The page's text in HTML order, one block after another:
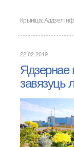
Крыніца:Аддзел
22.02.2019
Ядзернае
завязуць